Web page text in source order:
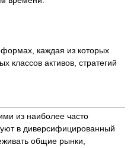
каждая из которых
классов активов, стратегий
из наиболее часто
в диверсифицированный
общие рынки,